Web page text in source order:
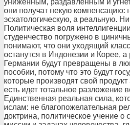
униженным, раздавленным и
они получат некую компенсацию:
эсхатологическую, а реальную.
Политическая воля
студенчество погружено в
понимают, что они уходящий
останутся в Индонезии и Корее,
Германии будут превращены в
пособии, потому что это будут
которые производят свой
есть идет тотальное разложение
Единственная реальная сила,
ислам: не благопожелательная
доктрина, политическое учение о